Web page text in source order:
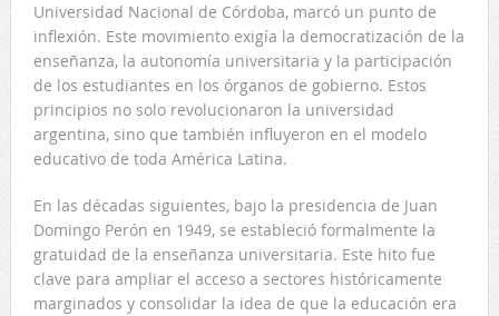
Universidad Nacional de Córdoba, marcó un punto de
inflexión. Este movimiento exigía la democratización de la
enseñanza, la autonomía universitaria y la participación
de los estudiantes en los órganos de gobierno. Estos
principios no solo revolucionaron la universidad
argentina, sino que también influyeron en el modelo
educativo de toda América Latina.
En las décadas siguientes, bajo la presidencia de Juan
Domingo Perón en 1949, se estableció formalmente la
gratuidad de la enseñanza universitaria. Este hito fue
clave para ampliar el acceso a sectores históricamente
marginados y consolidar la idea de que la educación era